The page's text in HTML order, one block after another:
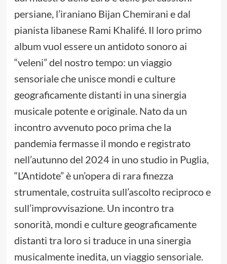
persiane, l’iraniano Bijan Chemirani e dal
pianista libanese Rami Khalifé. Il loro primo
album vuol essere un antidoto sonoro ai
“veleni” del nostro tempo: un viaggio
sensoriale che unisce mondi e culture
geograficamente distanti in una sinergia
musicale potente e originale. Nato da un
incontro avvenuto poco prima che la
pandemia fermasse il mondo e registrato
nell’autunno del 2024 in uno studio in Puglia,
“L’Antidote” è un’opera di rara finezza
strumentale, costruita sull’ascolto reciproco e
sull’improvvisazione. Un incontro tra
sonorità, mondi e culture geograficamente
distanti tra loro si traduce in una sinergia
musicalmente inedita, un viaggio sensoriale.